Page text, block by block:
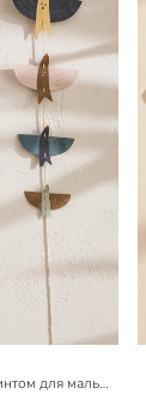
Детский банный халат hot wheels с принтом для мальчиков